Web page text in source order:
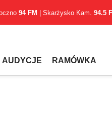
94 FM | Skarżysko Kam. 94.5
AUDYCJE RAMÓWKA